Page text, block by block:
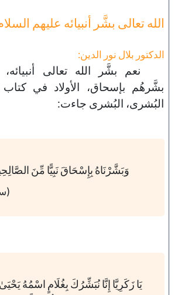
الله تعالى بشَّر أنبيائه عليهم
الدكتور بلال نور الدين:
نعم بشَّر الله تعالى
بشَّرهُم بإسحاق، الأولاد في كتاب
البُشرى، البُشرى جاءت:
وَبَشَّرْنَاهُ بِإِسْحَاقَ نَبِيًّا مِّنَ الصَّالِحِينَ
يَا زَكَرِيَّا إِنَّا نُبَشِّرُكَ بِغُلَامٍ اسْمُهُ